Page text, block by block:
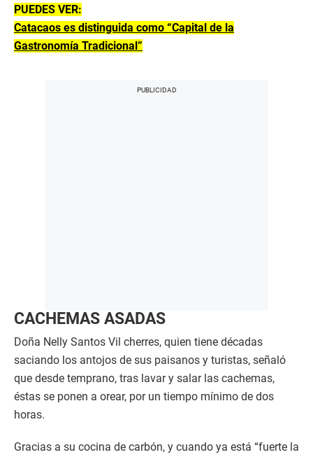
PUEDES VER:
Catacaos es distinguida como “Capital de la
Gastronomía Tradicional”
CACHEMAS ASADAS
Doña Nelly Santos Vil cherres, quien tiene décadas
saciando los antojos de sus paisanos y turistas, señaló
que desde temprano, tras lavar y salar las cachemas,
éstas se ponen a orear, por un tiempo mínimo de dos
horas.
Gracias a su cocina de carbón, y cuando ya está “fuerte la